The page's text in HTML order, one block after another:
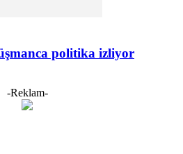
politika izliyor
-Reklam-